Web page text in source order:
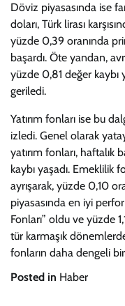
Döviz piyasasında ise
doları, Türk lirası
yüzde 0,39 oranında
başardı. Öte yandan,
yüzde 0,81 değer
geriledi.
Yatırım fonları ise bu
izledi. Genel olarak
yatırım fonları,
kaybı yaşadı. Emeklilik
ayrışarak, yüzde 0,10
piyasasında en iyi
Fonları” oldu ve yüzde
tür karmaşık
fonların daha dengeli
Posted in Haber